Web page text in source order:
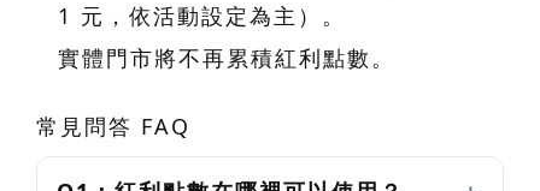
1 元 ，依活動設定為主）。
實體門市將不再累積紅利點數。
常見問答 FAQ